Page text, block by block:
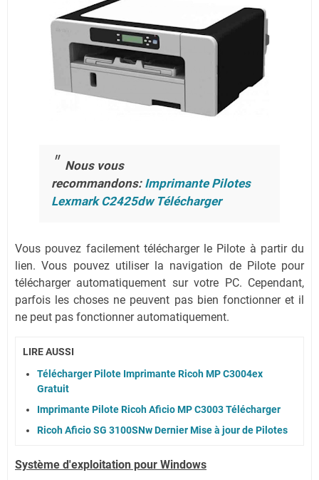
Nous vous
recommandons: Imprimante Pilotes
Lexmark C2425dw Télécharger
Vous pouvez facilement télécharger le Pilote à partir du
lien.Vous pouvez utiliser la navigation de Pilote pour
télécharger automatiquement sur votre PC. Cependant,
parfois les choses ne peuvent pas bien fonctionner et il
ne peut pas fonctionner automatiquement.
LIRE AUSSI
Télécharger Pilote Imprimante Ricoh MP C3004ex
Gratuit
Imprimante Pilote Ricoh Aficio MP C3003 Télécharger
Ricoh Aficio SG 3100SNw Dernier Mise à jour de Pilotes
Système d'exploitation pour Windows